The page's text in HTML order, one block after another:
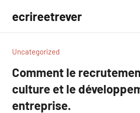
contenu
ecrireetrever
Uncategorized
Comment le
culture et le
entreprise.